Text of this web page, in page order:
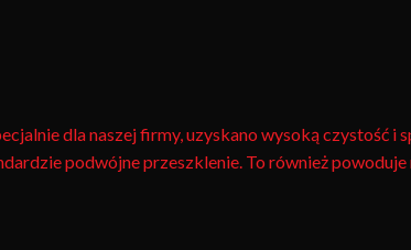
dla naszej firmy, uzyskano wysoką czystość i
podwójne przeszklenie. To również powoduje